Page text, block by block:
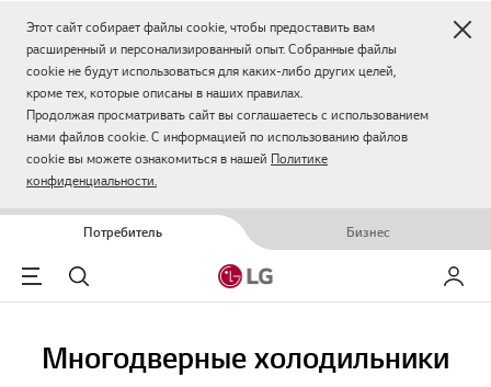
Этот сайт собирает файлы cookie, чтобы предоставить вам
расширенный и персонализированный опыт. Собранные файлы
cookie не будут использоваться для каких-либо других целей,
кроме тех, которые описаны в наших правилах.
Продолжая просматривать сайт вы соглашаетесь с использованием
нами файлов cookie. С информацией по использованию файлов
cookie вы можете ознакомиться в нашей Политике
конфиденциальности.
Потребитель Бизнес
Menu
Поиск Мой LG
Многодверные холодильники